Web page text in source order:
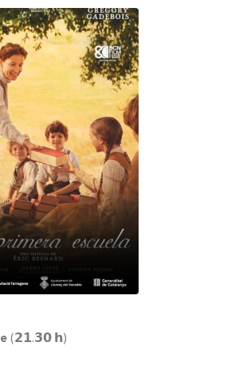
(𝟮𝟭.𝟯𝟬 𝗵)